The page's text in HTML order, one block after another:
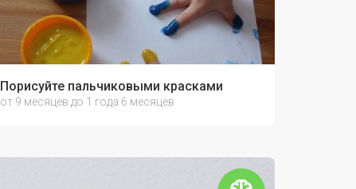
Порисуйте пальчиковыми красками
от 9 месяцев до 1 года 6 месяцев